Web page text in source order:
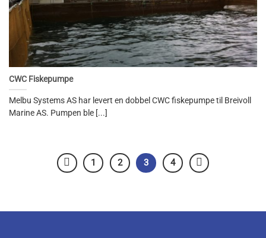
CWC Fiskepumpe
Melbu Systems AS har levert en dobbel CWC fiskepumpe til Breivoll
Marine AS. Pumpen ble [...]
1 2 3 4